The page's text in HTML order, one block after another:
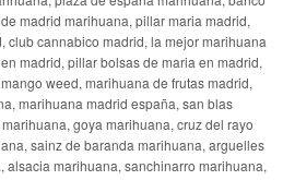
madrid marihuana, pillar maria madrid,
club cannabico madrid, la mejor marihuana
madrid, pillar bolsas de maria en madrid,
weed, marihuana de frutas madrid,
marihuana madrid españa, san blas
goya marihuana, cruz del rayo
sainz de baranda marihuana, arguelles
alsacia marihuana, sanchinarro marihuana,